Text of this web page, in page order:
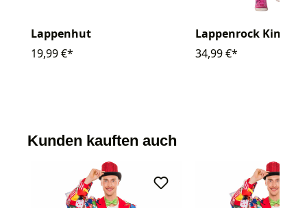
Lappenhut
19,99 €*
Lappenrock Kinder
34,99 €*
Kunden kauften auch